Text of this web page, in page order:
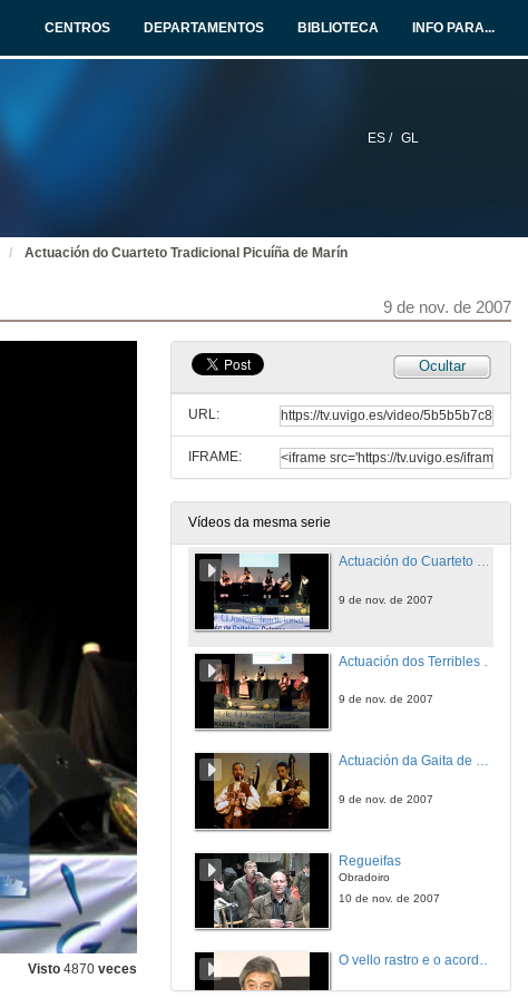
CENTROS DEPARTAMENTOS BIBLIOTECA INFO PARA...
ES / GL
Actuación do Cuarteto Tradicional Picuíña de Marín
9 de nov. de 2007
Visto 4870 veces
Ocultar
URL:
IFRAME:
Vídeos da mesma serie
O Besadoiro
A Sega
9 de nov. de 2007
Antroidos Ribeirao de Chantada, Laza e Xinzo de Limia
Entrevista antroido veciños da Ribiera de Chantada
9 de nov. de 2007
Actuación do Cuarteto Tradicional Picuíña de Marín
9 de nov. de 2007
9 de nov. de 2007
Actuación da Gaita de Sarandón
9 de nov. de 2007
Regueifas
Obradoiro
10 de nov. de 2007
O vello rastro e o acordeón